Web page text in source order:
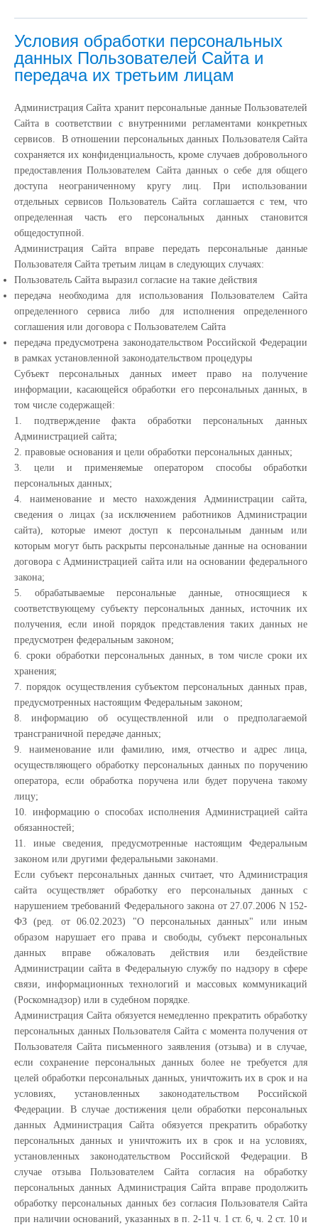
Условия обработки персональных
данных Пользователей Сайта и
передача их третьим лицам
Администрация Сайта хранит персональные данные Пользователей
Сайта в соответствии с внутренними регламентами конкретных
сервисов. В отношении персональных данных Пользователя Сайта
сохраняется их конфиденциальность, кроме случаев добровольного
предоставления Пользователем Сайта данных о себе для общего
доступа неограниченному кругу лиц. При использовании
отдельных сервисов Пользователь Сайта соглашается с тем, что
определенная часть его персональных данных становится
общедоступной.
Администрация Сайта вправе передать персональные данные
Пользователя Сайта третьим лицам в следующих случаях:
Пользователь Сайта выразил согласие на такие действия
передача необходима для использования Пользователем Сайта
определенного сервиса либо для исполнения определенного
соглашения или договора с Пользователем Сайта
передача предусмотрена законодательством Российской Федерации
в рамках установленной законодательством процедуры
Субъект персональных данных имеет право на получение
информации, касающейся обработки его персональных данных, в
том числе содержащей:
1. подтверждение факта обработки персональных данных
Администрацией сайта;
2. правовые основания и цели обработки персональных данных;
3. цели и применяемые оператором способы обработки
персональных данных;
4. наименование и место нахождения Администрации сайта,
сведения о лицах (за исключением работников Администрации
сайта), которые имеют доступ к персональным данным или
которым могут быть раскрыты персональные данные на основании
договора с Администрацией сайта или на основании федерального
закона;
5. обрабатываемые персональные данные, относящиеся к
соответствующему субъекту персональных данных, источник их
получения, если иной порядок представления таких данных не
предусмотрен федеральным законом;
6. сроки обработки персональных данных, в том числе сроки их
хранения;
7. порядок осуществления субъектом персональных данных прав,
предусмотренных настоящим Федеральным законом;
8. информацию об осуществленной или о предполагаемой
трансграничной передаче данных;
9. наименование или фамилию, имя, отчество и адрес лица,
осуществляющего обработку персональных данных по поручению
оператора, если обработка поручена или будет поручена такому
лицу;
10. информацию о способах исполнения Администрацией сайта
обязанностей;
11. иные сведения, предусмотренные настоящим Федеральным
законом или другими федеральными законами.
Если субъект персональных данных считает, что Администрация
сайта осуществляет обработку его персональных данных с
нарушением требований Федерального закона от 27.07.2006 N 152-
ФЗ (ред. от 06.02.2023) "О персональных данных" или иным
образом нарушает его права и свободы, субъект персональных
данных вправе обжаловать действия или бездействие
Администрации сайта в Федеральную службу по надзору в сфере
связи, информационных технологий и массовых коммуникаций
(Роскомнадзор) или в судебном порядке.
Администрация Сайта обязуется немедленно прекратить обработку
персональных данных Пользователя Сайта с момента получения от
Пользователя Сайта письменного заявления (отзыва) и в случае,
если сохранение персональных данных более не требуется для
целей обработки персональных данных, уничтожить их в срок и на
условиях, установленных законодательством Российской
Федерации. В случае достижения цели обработки персональных
данных Администрация Сайта обязуется прекратить обработку
персональных данных и уничтожить их в срок и на условиях,
установленных законодательством Российской Федерации. В
случае отзыва Пользователем Сайта согласия на обработку
персональных данных Администрация Сайта вправе продолжить
обработку персональных данных без согласия Пользователя Сайта
при наличии оснований, указанных в п. 2-11 ч. 1 ст. 6, ч. 2 ст. 10 и